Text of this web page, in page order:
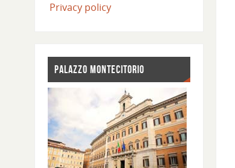
Privacy policy
PALAZZO MONTECITORIO